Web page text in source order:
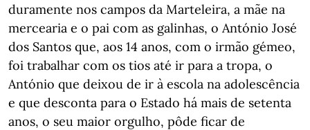
duramente nos campos da Marteleira, a mãe na
mercearia e o pai com as galinhas, o António José
dos Santos que, aos 14 anos, com o irmão gémeo,
foi trabalhar com os tios até ir para a tropa, o
António que deixou de ir à escola na adolescência
e que desconta para o Estado há mais de setenta
anos, o seu maior orgulho, pôde ficar de